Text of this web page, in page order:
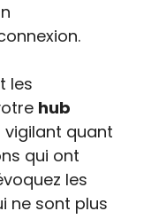
les
hub
vigilant quant
qui ont
les
ne sont plus